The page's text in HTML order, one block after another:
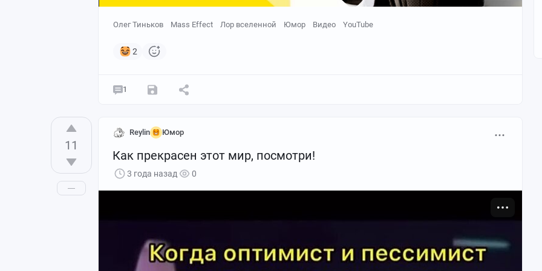
Олег Тиньков Mass Effect Лор вселенной Юмор Видео YouTube
2
1
11
Reylin Юмор
Как прекрасен этот мир, посмотри!
3 года назад 0